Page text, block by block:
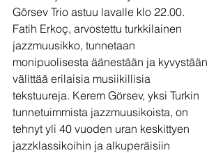
Görsev Trio astuu lavalle klo 22.00.
Fatih Erkoç, arvostettu turkkilainen
jazzmuusikko, tunnetaan
monipuolisesta äänestään ja kyvystään
välittää erilaisia musiikillisia
tekstuureja. Kerem Görsev, yksi Turkin
tunnetuimmista jazzmuusikoista, on
tehnyt yli 40 vuoden uran keskittyen
jazzklassikoihin ja alkuperäisiin